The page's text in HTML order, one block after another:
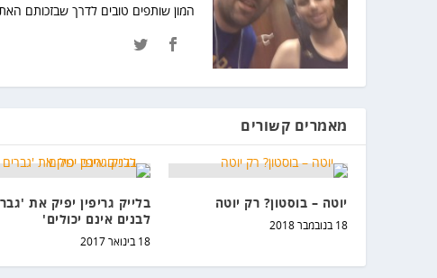
המון שותפים טובים לדרך שבזכותם
מאמרים קשורים
יוטה – בוסטון? רק יוטה
18 בנובמבר 2018
בלייק גריפין יפיק את
לבנים אינם יכולים'
18 בינואר 2017